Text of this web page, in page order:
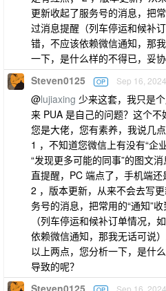
更新收起了服务号的消息，把
过消息提醒（列车停运和候补
错，不应该依赖微信通知，那
一下，是什么样的不得已，妥
Steven0125 OP Sep 16, 2024
@lujiaxing 少来这套，我只是
来 PUA 是自己的问题？这个不
您是大佬，您有素养，我说几点
1 ，不知道您微信上有没有“企
“发现更多可能的同事”的图文
直提醒，PC 端点了，手机端还
2 ，版本更新，从来不会去写
务号的消息，把常用的“通知”
（列车停运和候补订单情况，
依赖微信通知，那我无话可说）
以上两点，您分析一下，是什
导致的呢？
Steven0125 Sep 16, 2024